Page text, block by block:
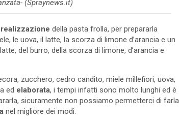
(Spraynews.it)
realizzazione della pasta frolla, per prepararla
le uova, il latte, la scorza di limone d’arancia e un
del burro, della scorza di limone, d’arancia e
zucchero, cedro candito, miele millefiori, uova,
ed elaborata, i tempi infatti sono molto lunghi ed è
sicuramente non possiamo permetterci di farla
nel migliore dei modi.